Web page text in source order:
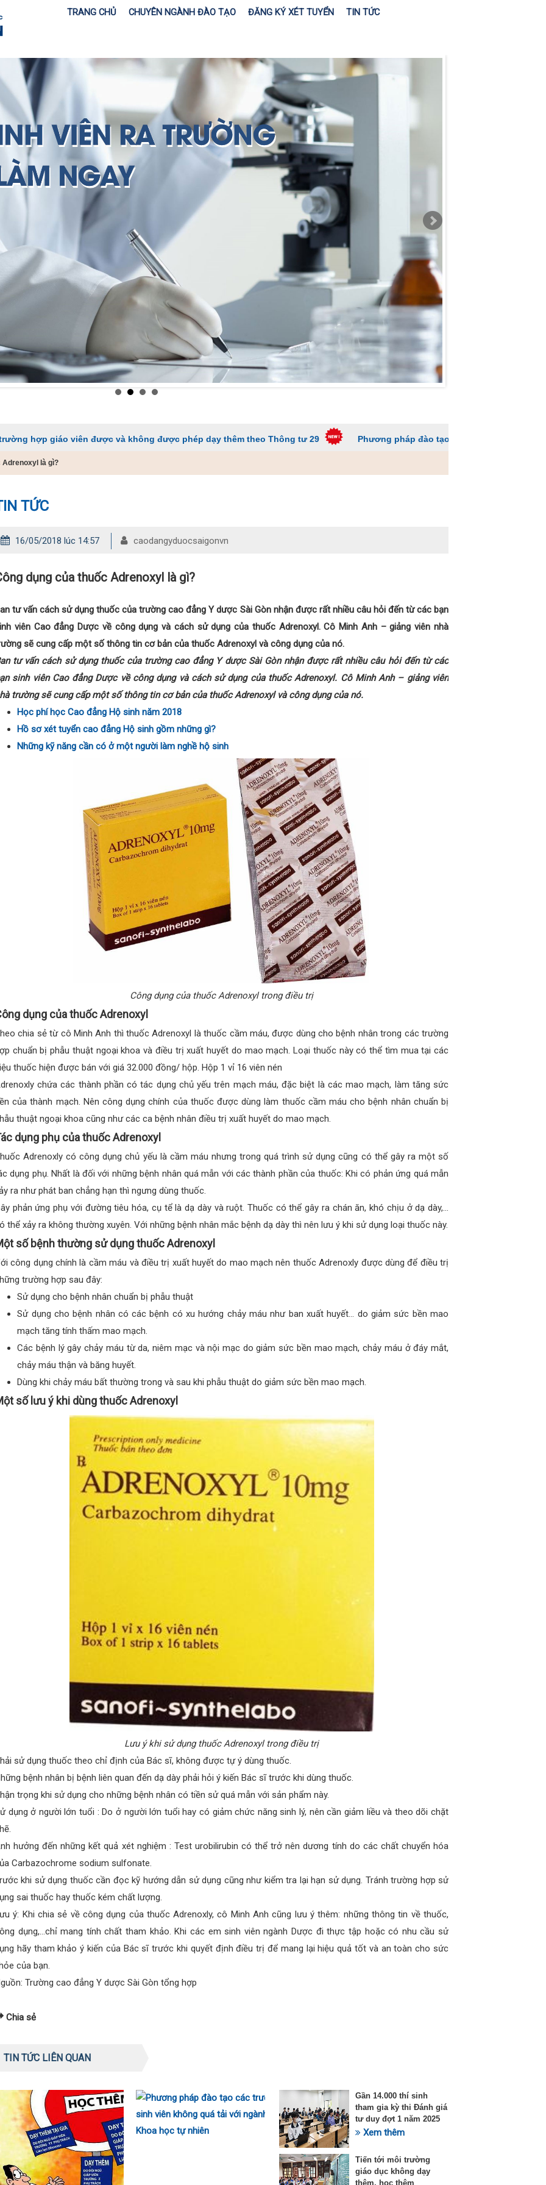
TRANG CHỦ CHUYÊN NGÀNH ĐÀO TẠO ĐĂNG KÝ XÉT TUYỂN TIN TỨC
viên được và không được phép dạy thêm theo Thông tư 29 Phương pháp đào tạo các trường ĐH để sinh viên
Adrenoxyl là gì?
TỨC
16/05/2018 lúc 14:57 caodangyduocsaigonvn
dụng của thuốc Adrenoxyl là gì?
tư vấn cách sử dụng thuốc của trường cao đẳng Y dược Sài Gòn nhận được rất nhiều câu hỏi đến từ các bạn
viên Cao đẳng Dược về công dụng và cách sử dụng của thuốc Adrenoxyl. Cô Minh Anh – giảng viên nhà
sẽ cung cấp một số thông tin cơ bản của thuốc Adrenoxyl và công dụng của nó.
tư vấn cách sử dụng thuốc của trường cao đẳng Y dược Sài Gòn nhận được rất nhiều câu hỏi đến từ các
sinh viên Cao đẳng Dược về công dụng và cách sử dụng của thuốc Adrenoxyl. Cô Minh Anh – giảng viên
trường sẽ cung cấp một số thông tin cơ bản của thuốc Adrenoxyl và công dụng của nó.
Học phí học Cao đẳng Hộ sinh năm 2018
Hồ sơ xét tuyển cao đẳng Hộ sinh gồm những gì?
Những kỹ năng cần có ở một người làm nghề hộ sinh
Công dụng của thuốc Adrenoxyl trong điều trị
dụng của thuốc Adrenoxyl
chia sẻ từ cô Minh Anh thì thuốc Adrenoxyl là thuốc cầm máu, được dùng cho bệnh nhân trong các trường
chuẩn bị phẫu thuật ngoại khoa và điều trị xuất huyết do mao mạch. Loại thuốc này có thể tìm mua tại các
thuốc hiện được bán với giá 32.000 đồng/ hộp. Hộp 1 vỉ 16 viên nén
chứa các thành phần có tác dụng chủ yếu trên mạch máu, đặc biệt là các mao mạch, làm tăng sức
của thành mạch. Nên công dụng chính của thuốc được dùng làm thuốc cầm máu cho bệnh nhân chuẩn bị
thuật ngoại khoa cũng như các ca bệnh nhân điều trị xuất huyết do mao mạch.
dụng phụ của thuốc Adrenoxyl
Adrenoxly có công dụng chủ yếu là cầm máu nhưng trong quá trình sử dụng cũng có thể gây ra một số
dụng phụ. Nhất là đối với những bệnh nhân quá mẫn với các thành phần của thuốc: Khi có phản ứng quá mẫn
ra như phát ban chẳng hạn thì ngưng dùng thuốc.
phản ứng phụ với đường tiêu hóa, cụ tể là dạ dày và ruột. Thuốc có thể gây ra chán ăn, khó chịu ở dạ dày,…
thể xảy ra không thường xuyên. Với những bệnh nhân mắc bệnh dạ dày thì nên lưu ý khi sử dụng loại thuốc này.
số bệnh thường sử dụng thuốc Adrenoxyl
công dụng chính là cầm máu và điều trị xuất huyết do mao mạch nên thuốc Adrenoxly được dùng để điều trị
trường hợp sau đây:
Sử dụng cho bệnh nhân chuẩn bị phẫu thuật
Sử dụng cho bệnh nhân có các bệnh có xu hướng chảy máu như ban xuất huyết… do giảm sức bền mao
mạch tăng tính thấm mao mạch.
Các bệnh lý gây chảy máu từ da, niêm mạc và nội mạc do giảm sức bền mao mạch, chảy máu ở đáy mắt,
chảy máu thận và băng huyết.
Dùng khi chảy máu bất thường trong và sau khi phẫu thuật do giảm sức bền mao mạch.
số lưu ý khi dùng thuốc Adrenoxyl
Lưu ý khi sử dụng thuốc Adrenoxyl trong điều trị
sử dụng thuốc theo chỉ định của Bác sĩ, không được tự ý dùng thuốc.
bệnh nhân bị bệnh liên quan đến dạ dày phải hỏi ý kiến Bác sĩ trước khi dùng thuốc.
trọng khi sử dụng cho những bệnh nhân có tiền sử quá mẫn với sản phẩm này.
dụng ở người lớn tuổi : Do ở người lớn tuổi hay có giảm chức năng sinh lý, nên cần giảm liều và theo dõi chặt
hưởng đến những kết quả xét nghiệm : Test urobilirubin có thể trở nên dương tính do các chất chuyển hóa
Carbazochrome sodium sulfonate.
khi sử dụng thuốc cần đọc kỹ hướng dẫn sử dụng cũng như kiểm tra lại hạn sử dụng. Tránh trường hợp sử
sai thuốc hay thuốc kém chất lượng.
ý: Khi chia sẻ về công dụng của thuốc Adrenoxly, cô Minh Anh cũng lưu ý thêm: những thông tin về thuốc,
dụng,…chỉ mang tính chất tham khảo. Khi các em sinh viên ngành Dược đi thực tập hoặc có nhu cầu sử
hãy tham khảo ý kiến của Bác sĩ trước khi quyết định điều trị để mang lại hiệu quả tốt và an toàn cho sức
của bạn.
Trường cao đẳng Y dược Sài Gòn tổng hợp
Chia sẻ
TIN TỨC LIÊN QUAN
Gần 14.000 thí sinh
tham gia kỳ thi Đánh giá
tư duy đợt 1 năm 2025
Xem thêm
Tiến tới môi trường
giáo dục không dạy
thêm, học thêm